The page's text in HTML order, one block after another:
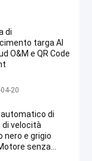
di
targa AI
O&M e QR Code
parcheggio di LPR
20
di
di velocità
nero e grigio
senza